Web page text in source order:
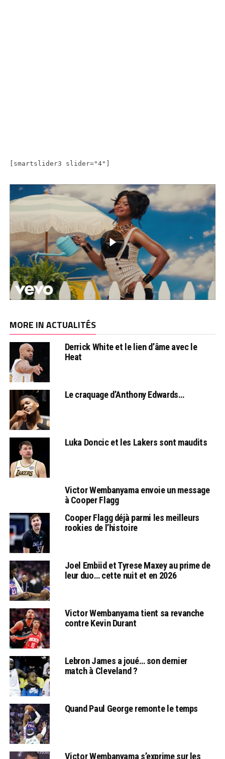
[smartslider3 slider="4"]
MORE IN ACTUALITÉS
Derrick White et le lien d’âme avec le
Heat
Le craquage d’Anthony Edwards…
Luka Doncic et les Lakers sont maudits
Victor Wembanyama envoie un message
à Cooper Flagg
Cooper Flagg déjà parmi les meilleurs
rookies de l’histoire
Joel Embiid et Tyrese Maxey au prime de
leur duo… cette nuit et en 2026
Victor Wembanyama tient sa revanche
contre Kevin Durant
Lebron James a joué… son dernier
match à Cleveland ?
Quand Paul George remonte le temps
Victor Wembanyama s’exprime sur les